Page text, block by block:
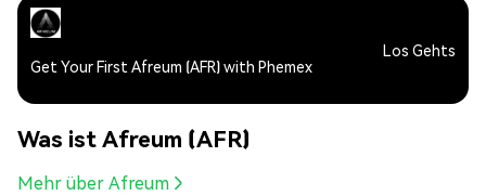
Get Your First Afreum (AFR) with Phemex
Los Gehts
Was ist Afreum (AFR)
Mehr über Afreum